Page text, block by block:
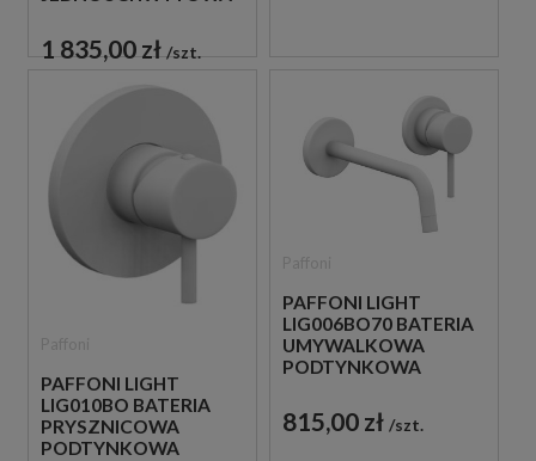
1 835,00 zł szt.
PAFFONI LIGHT
LIG010BO BATERIA
PRYSZNICOWA
PODTYNKOWA
PAFFONI LIGHT
LIG006BO70 BATERIA
UMYWALKOWA
PODTYNKOWA
BIAŁA
815,00 zł szt.